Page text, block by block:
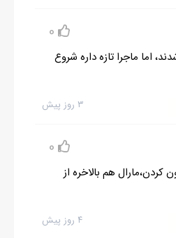
0
اما ماجرا تازه داره شروع
۳ روز پیش
0
هم بالاخره از
۴ روز پیش